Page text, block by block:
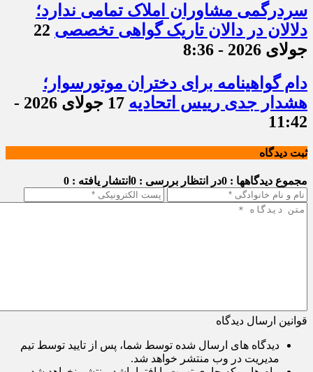
سردرگمی مشاوران املاک تمامی ندارد؛
دلالان در دالان تاریک گواهی تخصصی 22
جولای 2026 - 8:36
دام گواهینامه برای دختران موتورسوار؛
هشدار جدی رییس اتحادیه
17 جولای 2026 -
11:42
ثبت دیدگاه
مجموع دیدگاهها : 0 در انتظار بررسی : 0 انتشار یافته : 0
قوانین ارسال دیدگاه
دیدگاه های ارسال شده توسط شما، پس از تایید توسط تیم
مدیریت در وب منتشر خواهد شد.